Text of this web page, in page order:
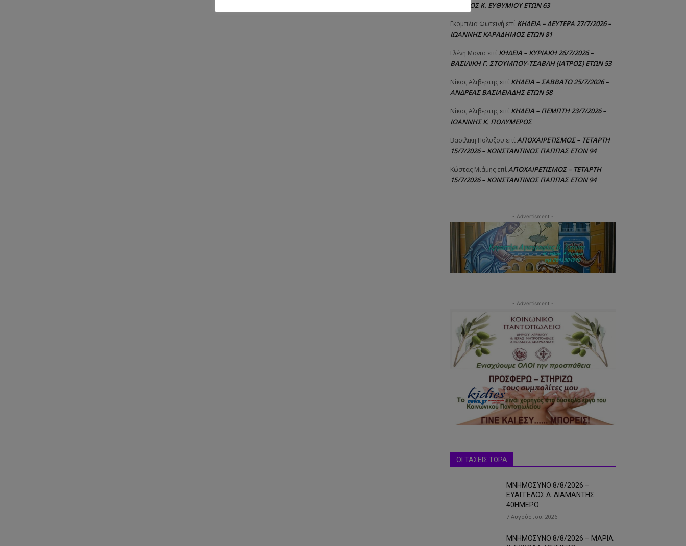
ΑΓΓΕΛΟΣ Κ. ΕΥΘΥΜΙΟΥ ΕΤΩΝ 63
Γκομπλια Φωτεινή επί ΚΗΔΕΙΑ – ΔΕΥΤΕΡΑ 27/7/2026 –
ΙΩΑΝΝΗΣ ΚΑΡΑΔΗΜΟΣ ΕΤΩΝ 81
Ελένη Μανια επί ΚΗΔΕΙΑ – ΚΥΡΙΑΚΗ 26/7/2026 –
ΒΑΣΙΛΙΚΗ Γ. ΣΤΟΥΜΠΟΥ-ΤΣΑΒΛΗ (ΙΑΤΡΟΣ) ΕΤΩΝ 53
Νίκος Αλιβερτης επί ΚΗΔΕΙΑ – ΣΑΒΒΑΤΟ 25/7/2026 –
ΑΝΔΡΕΑΣ ΒΑΣΙΛΕΙΑΔΗΣ ΕΤΩΝ 58
Νίκος Αλιβερτης επί ΚΗΔΕΙΑ – ΠΕΜΠΤΗ 23/7/2026 –
ΙΩΑΝΝΗΣ Κ. ΠΟΛΥΜΕΡΟΣ
Βασιλικη Πολυζου επίΑΠΟΧΑΙΡΕΤΙΣΜΟΣ – ΤΕΤΑΡΤΗ
15/7/2026 – ΚΩΝΣΤΑΝΤΙΝΟΣ ΠΑΠΠΑΣ ΕΤΩΝ 94
Κώστας Μιάμης επίΑΠΟΧΑΙΡΕΤΙΣΜΟΣ – ΤΕΤΑΡΤΗ
15/7/2026 – ΚΩΝΣΤΑΝΤΙΝΟΣ ΠΑΠΠΑΣ ΕΤΩΝ 94
- Advertisment -
- Advertisment -
ΟΙ ΤΑΣΕΙΣ ΤΩΡΑ
ΜΝΗΜΟΣΥΝΟ 8/8/2026 –
ΕΥΑΓΓΕΛΟΣ Δ. ΔΙΑΜΑΝΤΗΣ
40ΗΜΕΡΟ
7 Αυγούστου, 2026
ΜΝΗΜΟΣΥΝΟ 8/8/2026 – ΜΑΡΙΑ